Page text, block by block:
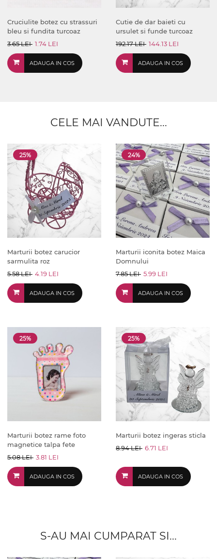
Cruciulite botez cu strassuri
bleu si fundita turcoaz
3.65 LEI 1.74 LEI
ADAUGA IN COS
Cutie de dar baieti cu
ursulet si funde turcoaz
192.17 LEI 144.13 LEI
ADAUGA IN COS
CELE MAI VANDUTE...
25%
Marturii botez carucior
sarmulita roz
5.58 LEI 4.19 LEI
ADAUGA IN COS
24%
Marturii iconita botez Maica
Domnului
7.85 LEI 5.99 LEI
ADAUGA IN COS
25%
Marturii botez rame foto
magnetice talpa fete
5.08 LEI 3.81 LEI
ADAUGA IN COS
25%
Marturii botez ingeras sticla
8.94 LEI 6.71 LEI
ADAUGA IN COS
S-AU MAI CUMPARAT SI...